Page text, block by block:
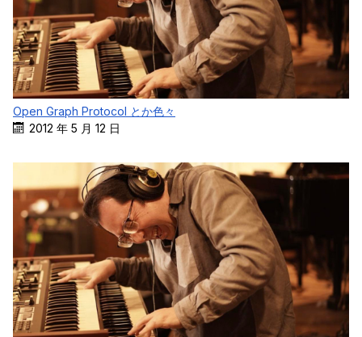
Open Graph Protocol とか色々
2012 年 5 月 12 日